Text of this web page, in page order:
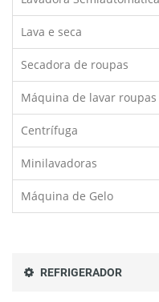
Lava e seca
Secadora de roupas
Máquina de lavar roupas
Centrífuga
Minilavadoras
Máquina de Gelo
REFRIGERADOR